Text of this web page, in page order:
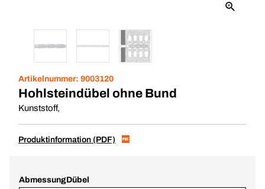
Artikelnummer: 9003120
Hohlsteindübel ohne Bund
Kunststoff,
Produktinformation (PDF)
AbmessungDübel